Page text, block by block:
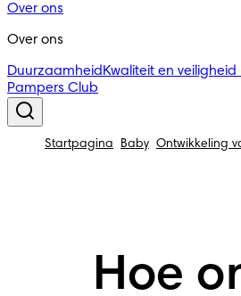
Over ons
Over ons
Duurzaamheid Kwaliteit en veiligheid
Pampers Club
Startpagina Baby Ontwikkeling
Hoe